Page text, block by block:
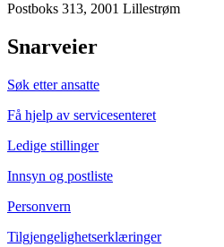
Postboks 313, 2001 Lillestrøm
Snarveier
Søk etter ansatte
Få hjelp av servicesenteret
Ledige stillinger
Innsyn og postliste
Personvern
Tilgjengelighetserklæringer